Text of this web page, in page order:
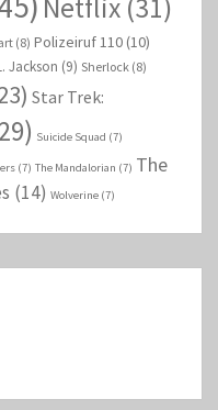
Netflix (31)
(8) Polizeiruf 110 (10)
Jackson (9) Sherlock (8)
Star Trek:
Suicide Squad (7)
(7) The Mandalorian (7) The
(14) Wolverine (7)